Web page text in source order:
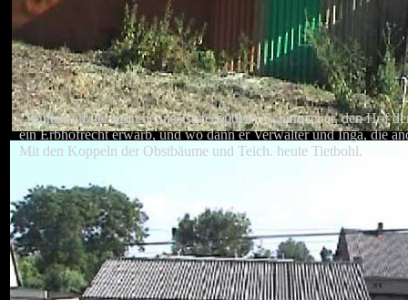
. Früher auf der Storchennestseite(Süden). Schumacher, den Hof
ein Erbhofrecht erwarb, und wo dann er Verwalter und Inga, die
Mit den Koppeln der Obstbäume und Teich. heute Tietbohl.